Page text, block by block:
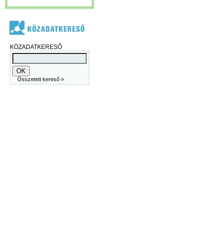
KÖZADATKERESŐ
Összetett kereső »